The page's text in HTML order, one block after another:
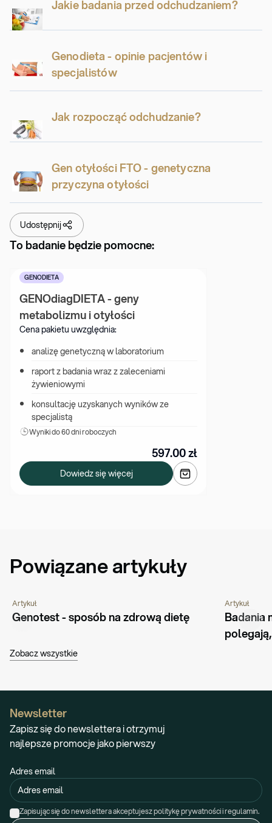
Jakie badania przed odchudzaniem?
Genodieta - opinie pacjentów i
specjalistów
Jak rozpocząć odchudzanie?
Gen otyłości FTO - genetyczna
przyczyna otyłości
Udostępnij
To badanie będzie pomocne:
GENODIETA
GENOdiagDIETA - geny
metabolizmu i otyłości
Cena pakietu uwzględnia:
analizę genetyczną w laboratorium
raport z badania wraz z zaleceniami
żywieniowymi
konsultację uzyskanych wyników ze
specjalistą
Wyniki do 60 dni roboczych
597.00zł
Dowiedz się więcej
Powiązane artykuły
Artykuł
Genotest - sposób na zdrową dietę ŻYWIENIE
Artykuł
Badania
Zobacz wszystkie
Newsletter
Zapisz się do newslettera i otrzymuj
najlepsze promocje jako pierwszy
Adres email
Zapisując się do newslettera akceptujesz politykę prywatności i regulamin.